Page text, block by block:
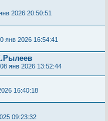
2026 20:50:51
янв 2026 16:54:41
янв 2026 13:52:44
16:40:18
09:23:32